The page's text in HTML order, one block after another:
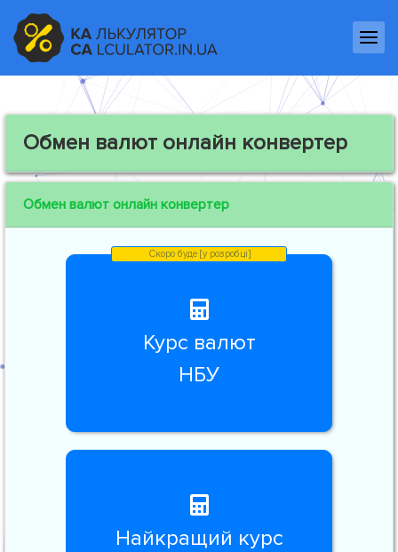
Обмен валют онлайн конвертер
Обмен валют онлайн конвертер
Курс валют
НБУ
Найкращий курс